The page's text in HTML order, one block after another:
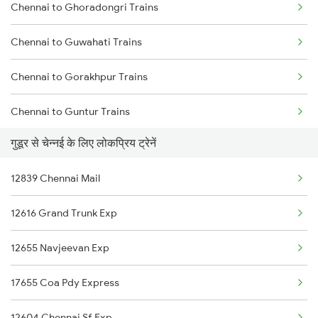
Gudur to Mathura Trains
Gudur to Machilipatnam Trains
Gudur to Mysore Trains
Gudur to Nagercoil Trains
Chennai to Ghoradongri Trains
Chennai to Guwahati Trains
Chennai to Gorakhpur Trains
Chennai to Guntur Trains
Chennai to Gotan Trains
Chennai to Rajgangpur Trains
Chennai to Kavaraipettai Trains
Chennai to Guntakal Trains
Chennai to Guruvayur Trains
गुडूर से चेन्नई के लिए लोकप्रिय ट्रेनें
12839 Chennai Mail
12616 Grand Trunk Exp
12655 Navjeevan Exp
17655 Coa Pdy Express